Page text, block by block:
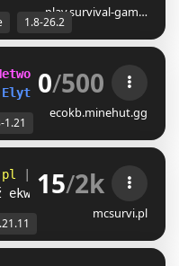
play.survival-gam…
1.8-26.2
᛫ 1.8.8-1.21
Elytra PvP ᛫ Lifesteal
0/500
ecokb.minehut.gg
1.21
pl 1.8.x - 1.21.11
ekwipunek i zdominuj
15/2k
mcsurvi.pl